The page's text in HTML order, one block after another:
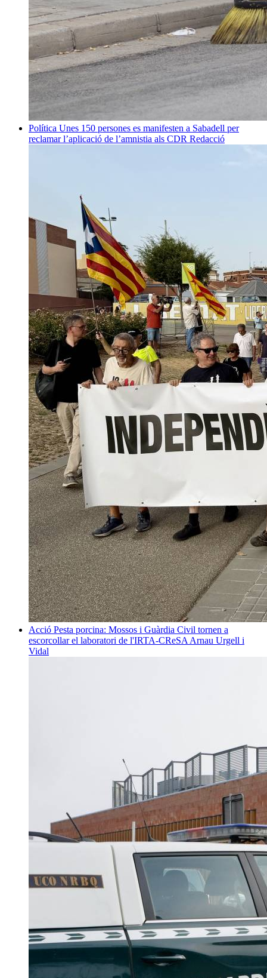
Política Unes 150 persones es manifesten a Sabadell per
reclamar l’aplicació de l’amnistia als CDR Redacció
Acció Pesta porcina: Mossos i Guàrdia Civil tornen a
escorcollar el laboratori de l'IRTA-CReSA Arnau Urgell i
Vidal